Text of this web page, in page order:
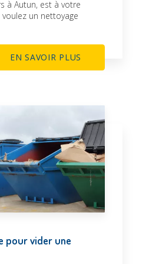
à Autun, est à votre
un nettoyage
EN SAVOIR PLUS
pour vider une